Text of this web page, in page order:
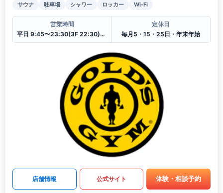
サウナ 駐車場 シャワー ロッカー Wi-Fi
営業時間
平日 9:45〜23:30(3F 22:30)(4F 23:00)
定休日
毎月5・15・25日・年末年始
店舗情報 公式サイト 体験・相談予約